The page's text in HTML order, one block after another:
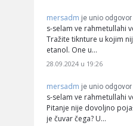
mersadm je unio odgovor
s-selam ve rahmetullahi
Tražite tiknture u kojim
etanol. One u…
28.09.2024 u 19:26
mersadm je unio odgovor
s-selam ve rahmetullahi
Pitanje nije dovoljno
je čuvar čega? U…